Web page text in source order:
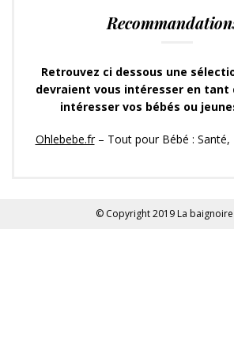
Retrouvez ci dessous une
devraient vous intéresser en tant
intéresser vos bébés ou
Ohlebebe.fr– Tout pour Bébé :
© Copyright 2019 La